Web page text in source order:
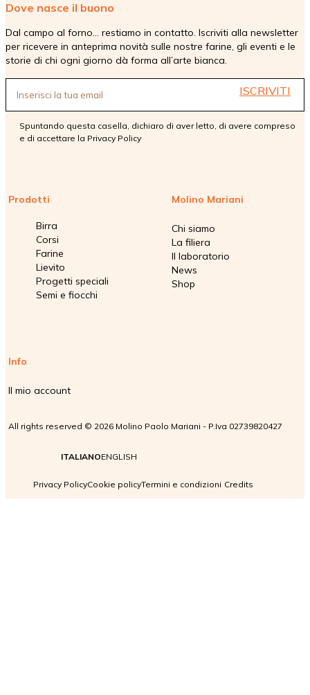
Pane Dolci
Prodotti
Birra
Corsi
Farine
Lievito
Progetti speciali
Semi e fiocchi
Molino Mariani
Chi siamo
La filiera
Il laboratorio
News
Shop
Info
Il mio account
Dove nasce il buono
Dal campo al forno… restiamo in contatto. Iscriviti alla newsletter
per ricevere in anteprima novità sulle nostre farine, gli eventi e le
storie di chi ogni giorno dà forma all’arte bianca.
ISCRIVITI
Spuntando questa casella, dichiaro di aver letto, di avere compreso
e di accettare la Privacy Policy
All rights reserved © 2026 Molino Paolo Mariani - P.Iva 02739820427
ITALIANOENGLISH
Privacy PolicyCookie policyTermini e condizioni Credits